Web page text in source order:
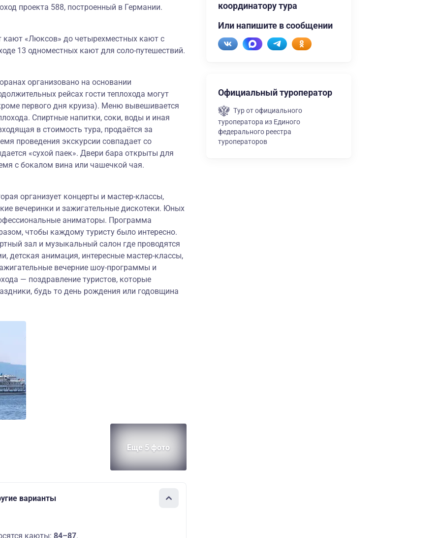
проекта 588, построенный в Германии.
кают «Люксов» до четырехместных кают с
13 одноместных кают для соло-путешествий.
организовано на основании
рейсах гости теплохода могут
первого дня круиза). Меню вывешивается
Спиртные напитки, соки, воды и иная
в стоимость тура, продаётся за
проведения экскурсии совпадает со
«сухой паек». Двери бара открыты для
с бокалом вина или чашечкой чая.
организует концерты и мастер-классы,
вечеринки и зажигательные дискотеки. Юных
аниматоры. Программа
чтобы каждому туристу было интересно.
зал и музыкальный салон где проводятся
детская анимация, интересные мастер-классы,
вечерние шоу-программы и
— поздравление туристов, которые
будь то день рождения или годовщина
Еще 5 фото
варианты
каюты: 84–87.
координатору тура
Или напишите в сообщении
Официальный туроператор
Тур от официального
туроператора из Единого
федерального реестра
туроператоров